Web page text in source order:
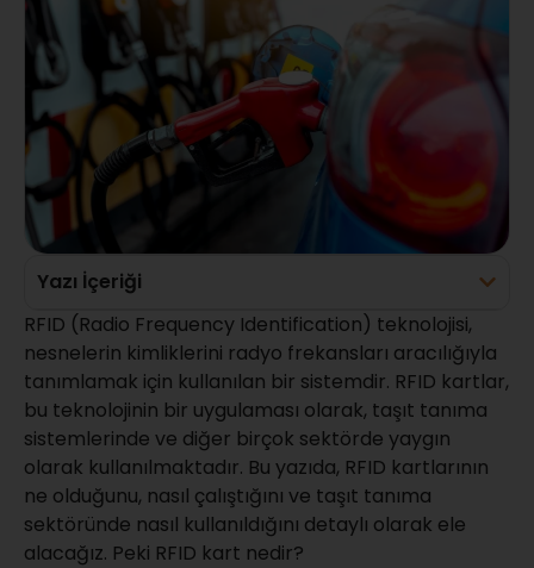
Yazı İçeriği
RFID (Radio Frequency Identification) teknolojisi,
nesnelerin kimliklerini radyo frekansları aracılığıyla
tanımlamak için kullanılan bir sistemdir. RFID kartlar,
bu teknolojinin bir uygulaması olarak, taşıt tanıma
sistemlerinde ve diğer birçok sektörde yaygın
olarak kullanılmaktadır. Bu yazıda, RFID kartlarının
ne olduğunu, nasıl çalıştığını ve taşıt tanıma
sektöründe nasıl kullanıldığını detaylı olarak ele
alacağız. Peki RFID kart nedir?